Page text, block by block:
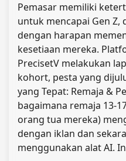
Pemasar memiliki
untuk mencapai Gen Z,
dengan harapan
kesetiaan mereka.
PrecisetV melakukan
kohort, pesta yang
yang Tepat: Remaja &
bagaimana remaja 13-
orang tua mereka)
dengan iklan dan
menggunakan alat AI.